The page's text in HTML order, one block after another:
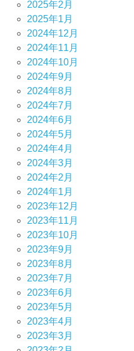
2025年2月
2025年1月
2024年12月
2024年11月
2024年10月
2024年9月
2024年8月
2024年7月
2024年6月
2024年5月
2024年4月
2024年3月
2024年2月
2024年1月
2023年12月
2023年11月
2023年10月
2023年9月
2023年8月
2023年7月
2023年6月
2023年5月
2023年4月
2023年3月